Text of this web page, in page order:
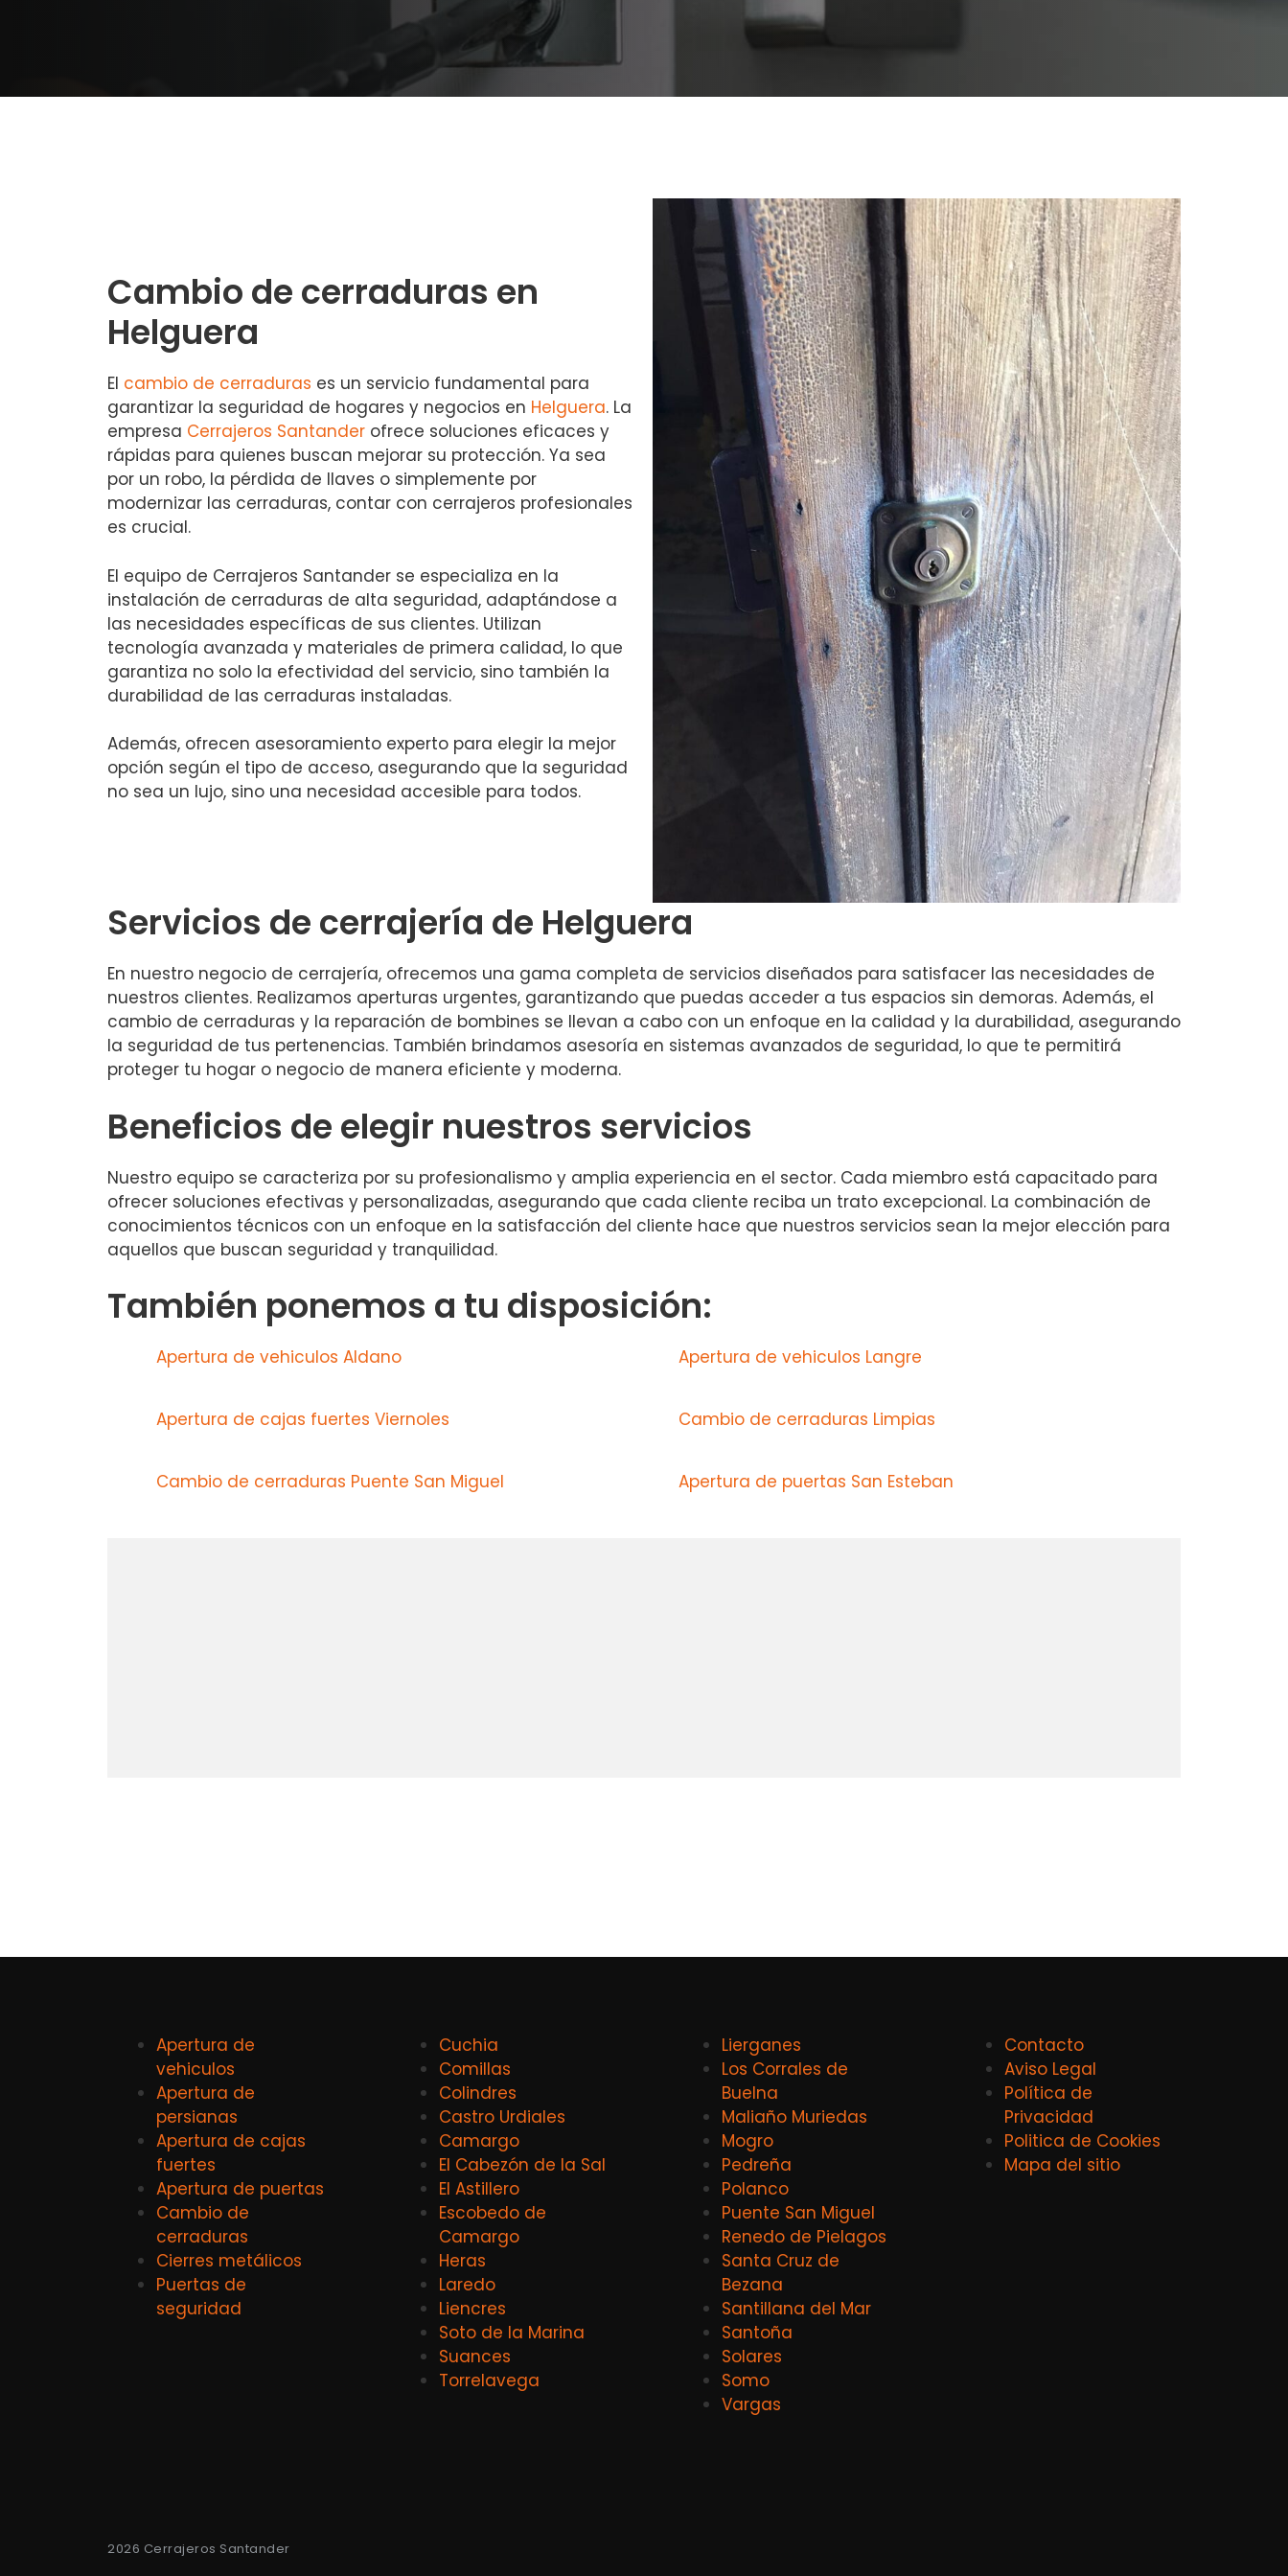
Cambio de cerraduras en
Helguera
El cambio de cerraduras es un servicio fundamental para
garantizar la seguridad de hogares y negocios en Helguera. La
empresa Cerrajeros Santander ofrece soluciones eficaces y
rápidas para quienes buscan mejorar su protección. Ya sea
por un robo, la pérdida de llaves o simplemente por
modernizar las cerraduras, contar con cerrajeros profesionales
es crucial.
El equipo de Cerrajeros Santander se especializa en la
instalación de cerraduras de alta seguridad, adaptándose a
las necesidades específicas de sus clientes. Utilizan
tecnología avanzada y materiales de primera calidad, lo que
garantiza no solo la efectividad del servicio, sino también la
durabilidad de las cerraduras instaladas.
Además, ofrecen asesoramiento experto para elegir la mejor
opción según el tipo de acceso, asegurando que la seguridad
no sea un lujo, sino una necesidad accesible para todos.
Servicios de cerrajería de Helguera
En nuestro negocio de cerrajería, ofrecemos una gama completa de servicios diseñados para satisfacer las necesidades de
nuestros clientes. Realizamos aperturas urgentes, garantizando que puedas acceder a tus espacios sin demoras. Además, el
cambio de cerraduras y la reparación de bombines se llevan a cabo con un enfoque en la calidad y la durabilidad, asegurando
la seguridad de tus pertenencias. También brindamos asesoría en sistemas avanzados de seguridad, lo que te permitirá
proteger tu hogar o negocio de manera eficiente y moderna.
Beneficios de elegir nuestros servicios
Nuestro equipo se caracteriza por su profesionalismo y amplia experiencia en el sector. Cada miembro está capacitado para
ofrecer soluciones efectivas y personalizadas, asegurando que cada cliente reciba un trato excepcional. La combinación de
conocimientos técnicos con un enfoque en la satisfacción del cliente hace que nuestros servicios sean la mejor elección para
aquellos que buscan seguridad y tranquilidad.
También ponemos a tu disposición:
Apertura de vehiculos Aldano Apertura de vehiculos Langre
Apertura de cajas fuertes Viernoles Cambio de cerraduras Limpias
Cambio de cerraduras Puente San Miguel Apertura de puertas San Esteban
Apertura de
vehiculos
Apertura de
persianas
Apertura de cajas
fuertes
Apertura de puertas
Cambio de
cerraduras
Cierres metálicos
Puertas de
seguridad
Cuchia
Comillas
Colindres
Castro Urdiales
Camargo
El Cabezón de la Sal
El Astillero
Escobedo de
Camargo
Heras
Laredo
Liencres
Soto de la Marina
Suances
Torrelavega
Lierganes
Los Corrales de
Buelna
Maliaño Muriedas
Mogro
Pedreña
Polanco
Puente San Miguel
Renedo de Pielagos
Santa Cruz de
Bezana
Santillana del Mar
Santoña
Solares
Somo
Vargas
Contacto
Aviso Legal
Política de
Privacidad
Politica de Cookies
Mapa del sitio
2026 Cerrajeros Santander